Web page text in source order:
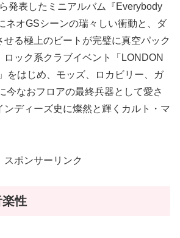
発表したミニアルバム『Everybody
ネオGSシーンの瑞々しい衝動と、ダ
せる極上のビートが完璧に真空パック
ロック系クラブイベント「LONDON
をはじめ、モッズ、ロカビリー、ガ
今なおフロアの最終兵器として愛さ
ンディーズ史に燦然と輝くカルト・マ
スポンサーリンク
楽性